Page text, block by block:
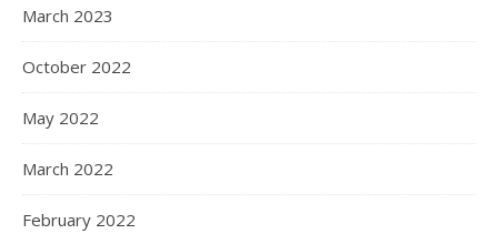
March 2023
October 2022
May 2022
March 2022
February 2022